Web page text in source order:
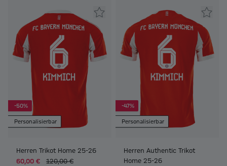
-50%
Personalisierbar
Herren Trikot Home 25-26
60,00 €
120,00 €
-47%
Personalisierbar
Herren Authentic Trikot
Home 25-26